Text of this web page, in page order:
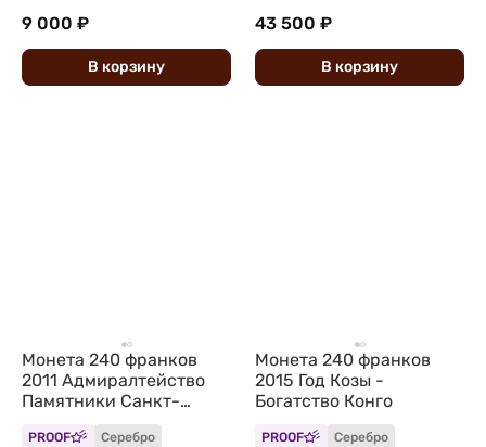
9 000 ₽
В корзину
43 500 ₽
В корзину
Монета 240 франков
2011 Адмиралтейство
Памятники Санкт-
Петербурга Конго
PROOF Серебро
Монета 240 франков
2015 Год Козы -
Богатство Конго
PROOF Серебро